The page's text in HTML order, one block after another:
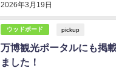
2026年3月19日
ウッドボード pickup
万博観光ポータルにも掲
ました！